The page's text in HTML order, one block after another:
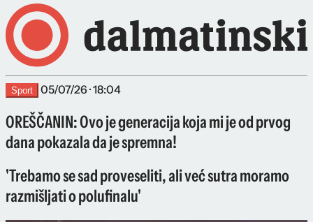
Sport 05/07/26 · 18:04
OREŠČANIN: Ovo je generacija koja mi je od prvog
dana pokazala da je spremna!
'Trebamo se sad proveseliti, ali već sutra moramo
razmišljati o polufinalu'